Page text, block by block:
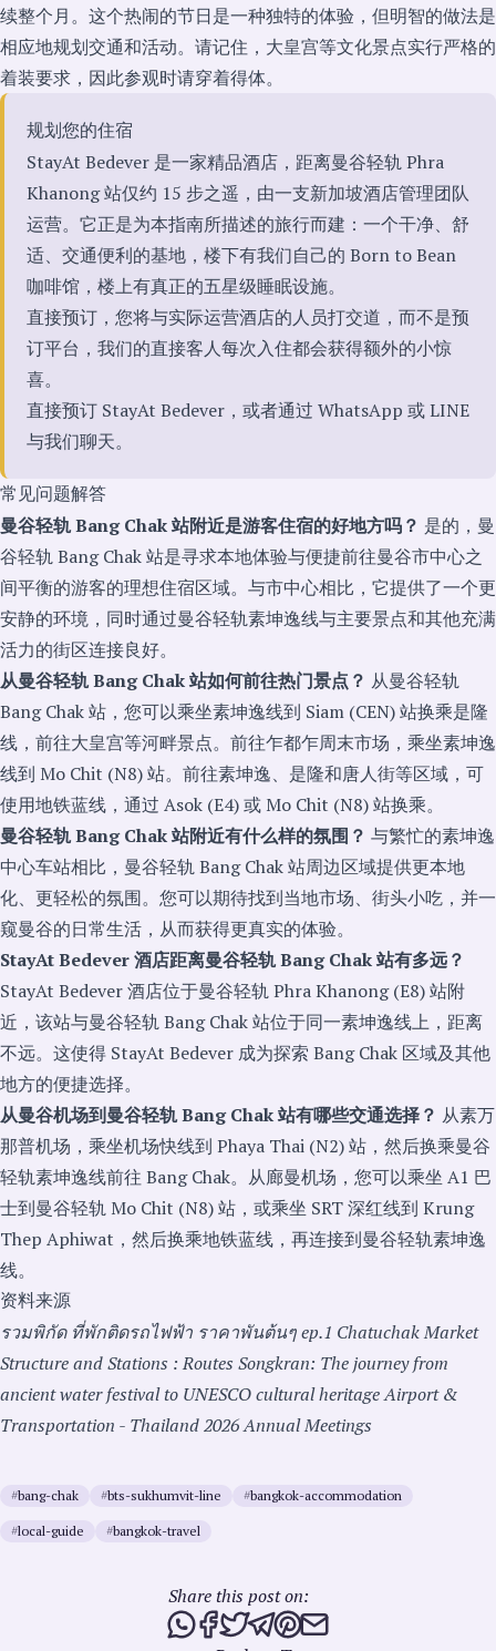
续整个月。这个热闹的节日是一种独特的体验，但明智的做法是
相应地规划交通和活动。请记住，大皇宫等文化景点实行严格的
着装要求，因此参观时请穿着得体。
规划您的住宿
StayAt Bedever 是一家精品酒店，距离曼谷轻轨 Phra
Khanong 站仅约 15 步之遥，由一支新加坡酒店管理团队
运营。它正是为本指南所描述的旅行而建：一个干净、舒
适、交通便利的基地，楼下有我们自己的 Born to Bean
咖啡馆，楼上有真正的五星级睡眠设施。
直接预订，您将与实际运营酒店的人员打交道，而不是预
订平台，我们的直接客人每次入住都会获得额外的小惊
喜。
直接预订 StayAt Bedever ，或者通过 WhatsApp 或LINE
与我们聊天。
常见问题解答
曼谷轻轨 Bang Chak 站附近是游客住宿的好地方吗？ 是的，曼
谷轻轨 Bang Chak 站是寻求本地体验与便捷前往曼谷市中心之
间平衡的游客的理想住宿区域。与市中心相比，它提供了一个更
安静的环境，同时通过曼谷轻轨素坤逸线与主要景点和其他充满
活力的街区连接良好。
从曼谷轻轨 Bang Chak 站如何前往热门景点？ 从曼谷轻轨
Bang Chak 站，您可以乘坐素坤逸线到 Siam (CEN) 站换乘是隆
线，前往大皇宫等河畔景点。前往乍都乍周末市场，乘坐素坤逸
线到 Mo Chit (N8) 站。前往素坤逸、是隆和唐人街等区域，可
使用地铁蓝线，通过 Asok (E4) 或 Mo Chit (N8) 站换乘。
曼谷轻轨 Bang Chak 站附近有什么样的氛围？ 与繁忙的素坤逸
中心车站相比，曼谷轻轨 Bang Chak 站周边区域提供更本地
化、更轻松的氛围。您可以期待找到当地市场、街头小吃，并一
窥曼谷的日常生活，从而获得更真实的体验。
StayAt Bedever 酒店距离曼谷轻轨 Bang Chak 站有多远？
StayAt Bedever 酒店位于曼谷轻轨 Phra Khanong (E8) 站附
近，该站与曼谷轻轨 Bang Chak 站位于同一素坤逸线上，距离
不远。这使得 StayAt Bedever 成为探索 Bang Chak 区域及其他
地方的便捷选择。
从曼谷机场到曼谷轻轨 Bang Chak 站有哪些交通选择？ 从素万
那普机场，乘坐机场快线到 Phaya Thai (N2) 站，然后换乘曼谷
轻轨素坤逸线前往 Bang Chak。从廊曼机场，您可以乘坐 A1 巴
士到曼谷轻轨 Mo Chit (N8) 站，或乘坐 SRT 深红线到 Krung
Thep Aphiwat，然后换乘地铁蓝线，再连接到曼谷轻轨素坤逸
线。
资料来源
รวมพิกัด ที่พักติดรถไฟฟ้า ราคาพันต้นๆ ep.1 Chatuchak Market
Structure and Stations : Routes Songkran: The journey from
ancient water festival to UNESCO cultural heritageAirport &
Transportation - Thailand 2026 Annual Meetings
#bang-chak #bts-sukhumvit-line #bangkok-accommodation
#local-guide #bangkok-travel
Share this post on:
Share this post via WhatsApp
Share this post on Facebook
Tweet this post
Share this post via
Share this post on
Share this post via